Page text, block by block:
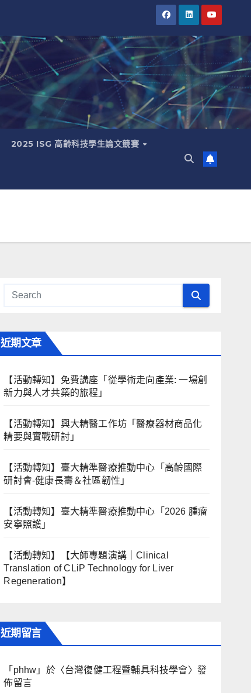
2025 ISG 高齡科技學生論文競賽
近期文章
【活動轉知】免費講座「從學術走向產業: ⼀場創
新力與⼈才共築的旅程」
【活動轉知】興大精醫工作坊「醫療器材商品化
精要與實戰研討」
【活動轉知】臺大精準醫療推動中心「高齡國際
研討會-健康長壽＆社區韌性」
【活動轉知】臺大精準醫療推動中心「2026 腫瘤
安寧照護」
【活動轉知】【大師專題演講｜Clinical
Translation of CLiP Technology for Liver
Regeneration】
近期留言
「 phhw 」於〈台灣復健工程暨輔具科技學會〉發
佈留言